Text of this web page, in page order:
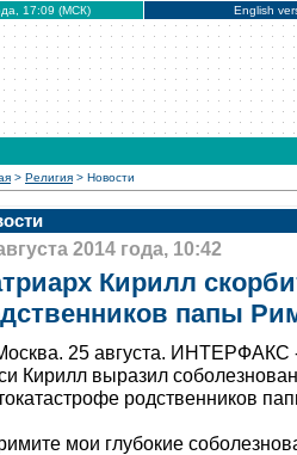
17:09 (МСК) English
> Религия > Новости
2014 года, 10:42
Кирилл
папы
25 августа. ИНТЕРФАКС
Кирилл выразил
родственников
мои глубокие